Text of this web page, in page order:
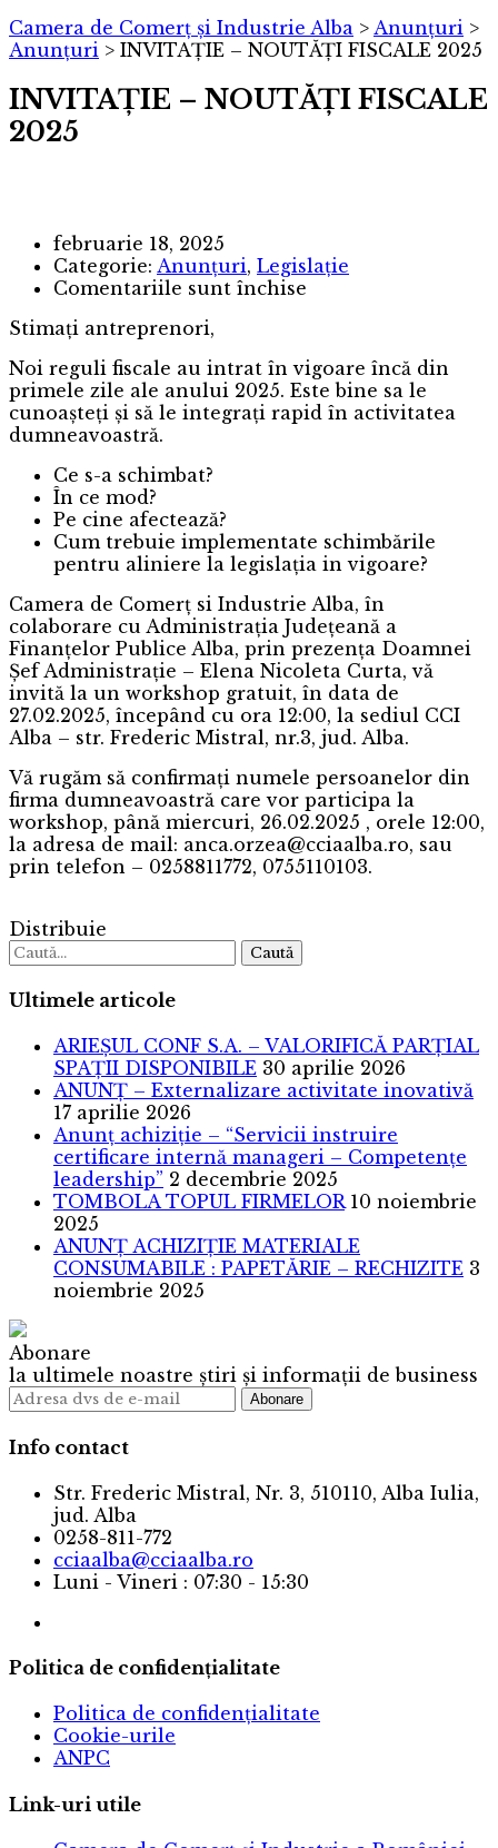
Camera de Comerț și Industrie Alba > Anunțuri >
Anunțuri > INVITAȚIE – NOUTĂȚI FISCALE 2025
INVITAȚIE – NOUTĂȚI FISCALE
2025
februarie 18, 2025
Categorie: Anunțuri, Legislație
Comentariile sunt închise
FISCALE
2025
Stimați antreprenori,
Noi reguli fiscale au intrat în vigoare încă din
primele zile ale anului 2025. Este bine sa le
cunoașteți și să le integrați rapid în activitatea
dumneavoastră.
Ce s-a schimbat?
În ce mod?
Pe cine afectează?
Cum trebuie implementate schimbările
pentru aliniere la legislația in vigoare?
Camera de Comerț si Industrie Alba, în
colaborare cu Administrația Județeană a
Finanțelor Publice Alba, prin prezența Doamnei
Șef Administrație – Elena Nicoleta Curta, vă
invită la un workshop gratuit, în data de
27.02.2025, începând cu ora 12:00, la sediul CCI
Alba – str. Frederic Mistral, nr.3, jud. Alba.
Vă rugăm să confirmați numele persoanelor din
firma dumneavoastră care vor participa la
workshop, până miercuri, 26.02.2025 , orele 12:00,
la adresa de mail: anca.orzea@cciaalba.ro, sau
prin telefon – 0258811772, 0755110103.
Distribuie
Caută
Ultimele articole
ARIEȘUL CONF S.A. – VALORIFICĂ PARȚIAL
SPAȚII DISPONIBILE 30 aprilie 2026
ANUNȚ – Externalizare activitate inovativă
17 aprilie 2026
Anunț achiziție – “Servicii instruire
certificare internă manageri – Competențe
leadership” 2 decembrie 2025
TOMBOLA TOPUL FIRMELOR 10 noiembrie
2025
ANUNȚ ACHIZIȚIE MATERIALE
CONSUMABILE : PAPETĂRIE – RECHIZITE 3
noiembrie 2025
Abonare
la ultimele noastre știri și informații de business
Info contact
Str. Frederic Mistral, Nr. 3, 510110, Alba Iulia,
jud. Alba
0258-811-772
cciaalba@cciaalba.ro
Luni - Vineri : 07:30 - 15:30
Politica de confidențialitate
Politica de confidențialitate
Cookie-urile
ANPC
Link-uri utile